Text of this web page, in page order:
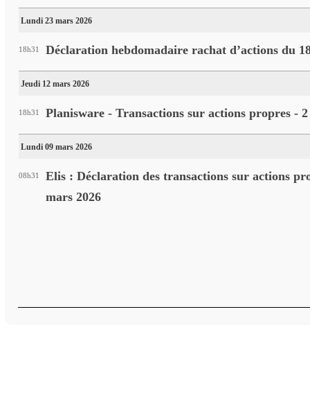
Lundi 23 mars 2026
18h31 Déclaration hebdomadaire rachat d’actions du
Jeudi 12 mars 2026
18h31 Planisware - Transactions sur actions propres -
Lundi 09 mars 2026
08h31
Elis : Déclaration des transactions sur actions
mars 2026